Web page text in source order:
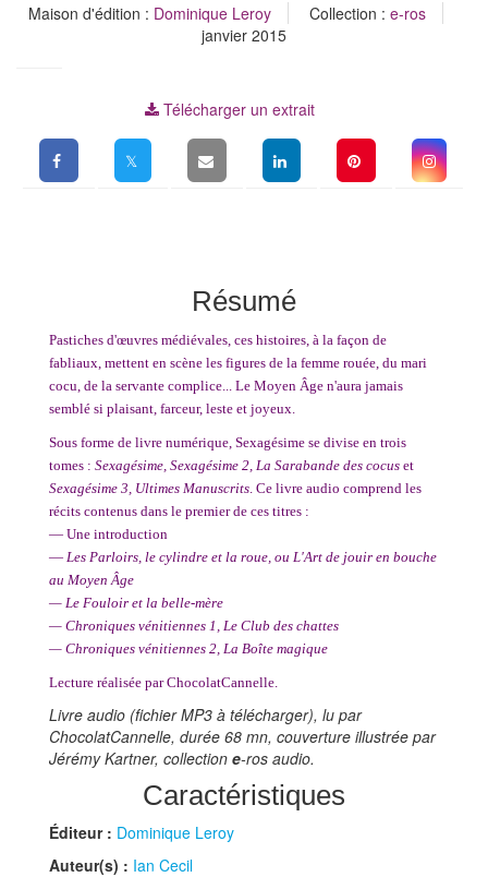
Maison d'édition : Dominique Leroy Collection : e-ros
janvier 2015
Télécharger un extrait
Résumé
Pastiches d'œuvres médiévales, ces histoires, à la façon de
fabliaux, mettent en scène les figures de la femme rouée, du mari
cocu, de la servante complice... Le Moyen Âge n'aura jamais
semblé si plaisant, farceur, leste et joyeux.
Sous forme de livre numérique, Sexagésime se divise en trois
tomes : Sexagésime, Sexagésime 2, La Sarabande des cocus et
Sexagésime 3, Ultimes Manuscrits . Ce livre audio comprend les
récits contenus dans le premier de ces titres :
— Une introduction
— Les Parloirs, le cylindre et la roue, ou L'Art de jouir en bouche
au Moyen Âge
— Le Fouloir et la belle-mère
— Chroniques vénitiennes 1, Le Club des chattes
— Chroniques vénitiennes 2, La Boîte magique
Lecture réalisée par ChocolatCannelle.
Livre audio (fichier MP3 à télécharger), lu par
ChocolatCannelle, durée 68 mn, couverture illustrée par
Jérémy Kartner, collection e-ros audio.
Caractéristiques
Éditeur : Dominique Leroy
Auteur(s) : Ian Cecil